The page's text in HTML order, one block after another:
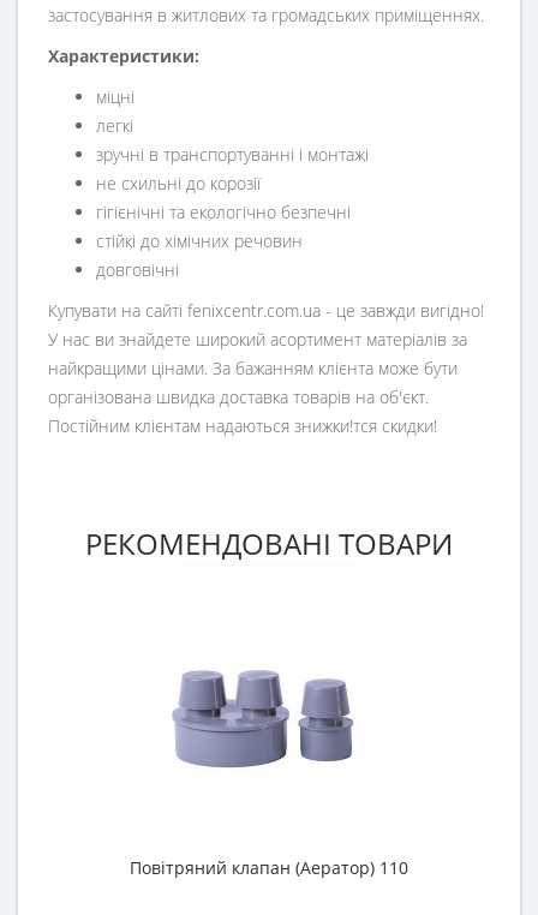
застосування в житлових та громадських приміщеннях.
Характеристики:
міцні
легкі
зручні в транспортуванні і монтажі
не схильні до корозії
гігієнічні та екологічно безпечні
стійкі до хімічних речовин
довговічні
Купувати на сайті fenixcentr.com.ua - це завжди вигідно!
У нас ви знайдете широкий асортимент матеріалів за
найкращими цінами. За бажанням клієнта може бути
організована швидка доставка товарів на об'єкт.
Постійним клієнтам надаються знижки!тся скидки!
РЕКОМЕНДОВАНІ ТОВАРИ
Повітряний клапан (Аератор) 110